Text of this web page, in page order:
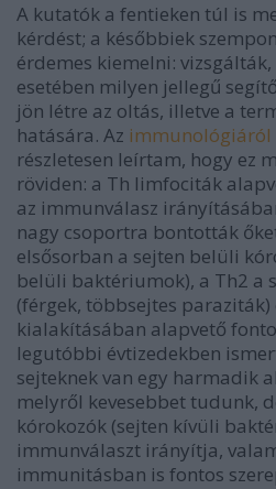
A kutatók a fentieken túl is
kérdést; a későbbiek
érdemes kiemelni:
esetében milyen jellegű
jön létre az oltás, illetve a
hatására. Az immunológiáról
részletesen leírtam, hogy ez
röviden: a Th limfociták
az immunválasz
nagy csoportra bontották
elsősorban a sejten belüli
belüli baktériumok), a Th2 a
(férgek, többsejtes
kialakításában alapvető
legutóbbi évtizedekben
sejteknek van egy harmadik
melyről kevesebbet tudunk,
kórokozók (sejten kívüli
immunválaszt irányítja,
immunitásban is fontos